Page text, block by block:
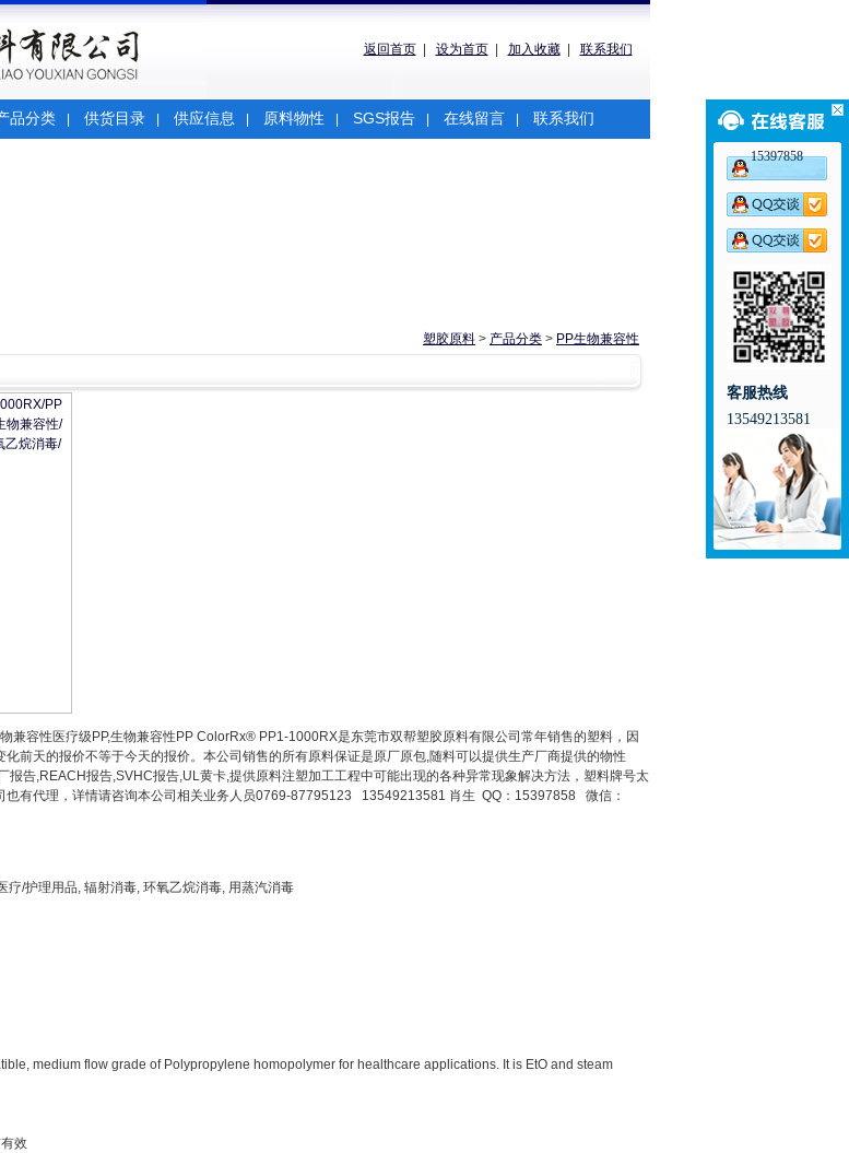
返回首页| 设为首页| 加入收藏| 联系我们
品分类 供货目录 供应信息 原料物性 SGS报告 在线留言 联系我们
塑胶原料 > 产品分类 > PP生物兼容性
兼容性医疗级PP,生物兼容性PP ColorRx® PP1-1000RX是东莞市双帮塑胶原料有限公司常年销售的塑料，因
化前天的报价不等于今天的报价。本公司销售的所有原料保证是原厂原包,随料可以提供生产厂商提供的物性
报告,REACH报告,SVHC报告,UL黄卡,提供原料注塑加工工程中可能出现的各种异常现象解决方法，塑料牌号太
也有代理，详情请咨询本公司相关业务人员0769-87795123 13549213581 肖生 QQ：15397858 微信：
疗/护理用品, 辐射消毒, 环氧乙烷消毒, 用蒸汽消毒
medium flow grade of Polypropylene homopolymer for healthcare applications. It is EtO and steam
效
15397858
客服热线
13549213581